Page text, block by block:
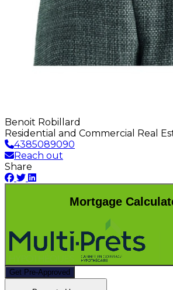
Benoit Robillard
Residential and Commercial Real
4385089090
Reach out
Share
Mortgage
Get Pre-Approved